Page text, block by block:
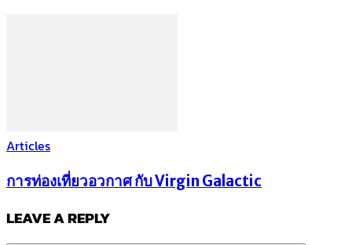
Articles
การท่องเที่ยวอวกาศ กับ Virgin Galactic
LEAVE A REPLY